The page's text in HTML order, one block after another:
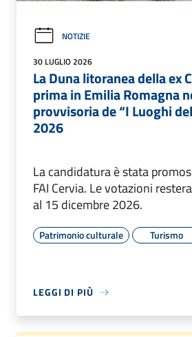
NOTIZIE
30 LUGLIO 2026
La Duna litoranea della ex
prima in Emilia Romagna
provvisoria de “I Luoghi
2026
La candidatura è stata
FAI Cervia. Le votazioni
al 15 dicembre 2026.
Patrimonio culturale Turismo
LEGGI DI PIÙ